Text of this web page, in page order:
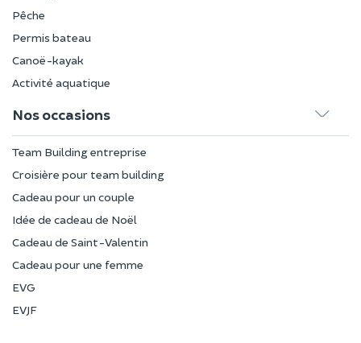
Pêche
Permis bateau
Canoë-kayak
Activité aquatique
Nos occasions
Team Building entreprise
Croisière pour team building
Cadeau pour un couple
Idée de cadeau de Noël
Cadeau de Saint-Valentin
Cadeau pour une femme
EVG
EVJF